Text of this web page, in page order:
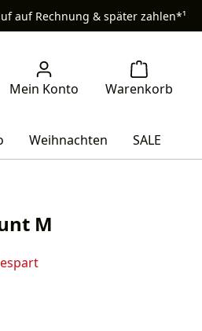
auf Rechnung & später zahlen*¹
Weihnachten SALE
M